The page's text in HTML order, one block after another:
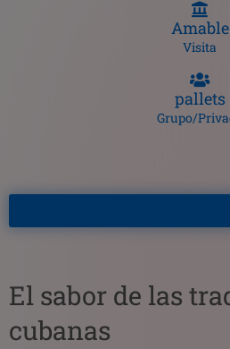
Amable
Visita
pallets
Grupo/
El sabor de las
cubanas